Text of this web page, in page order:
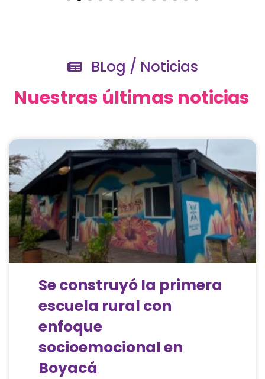
BLog / Noticias
Nuestras últimas noticias
Se construyó la primera
escuela rural con
enfoque
socioemocional en
Boyacá